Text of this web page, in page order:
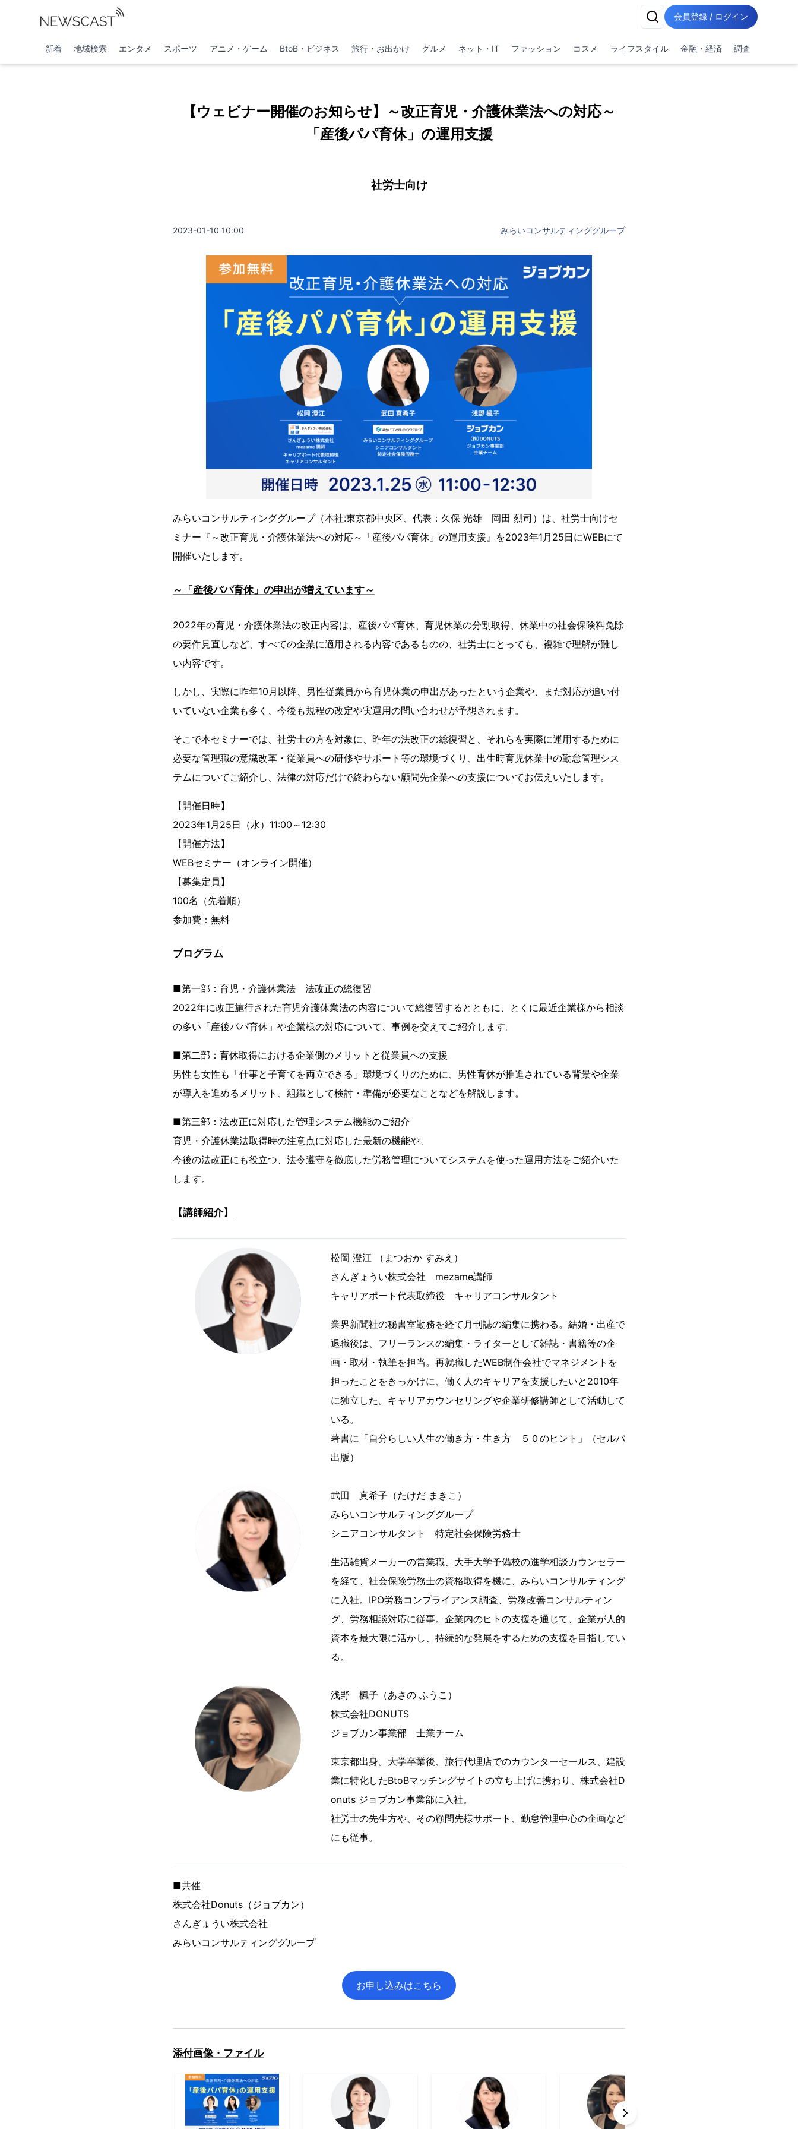
会員登録 / ログイン
新着 地域検索 エンタメ スポーツ アニメ・ゲーム BtoB・ビジネス 旅行・お出かけ グルメ ネット・IT ファッション コスメ ライフスタイル 金融・経済 調査
【ウェビナー開催のお知らせ】～改正育児・介護休業法への対応～
「産後パパ育休」の運用支援
社労士向け
2023-01-10 10:00 みらいコンサルティンググループ
みらいコンサルティンググループ（本社:東京都中央区、代表：久保 光雄 岡⽥ 烈司）は、社労士向けセ
ミナー『～改正育児・介護休業法への対応～「産後パパ育休」の運用支援』を2023年1月25日にWEBにて
開催いたします。
～「産後パパ育休」の申出が増えています～
2022年の育児・介護休業法の改正内容は、産後パパ育休、育児休業の分割取得、休業中の社会保険料免除
の要件見直しなど、すべての企業に適用される内容であるものの、社労士にとっても、複雑で理解が難し
い内容です。
しかし、実際に昨年10月以降、男性従業員から育児休業の申出があったという企業や、まだ対応が追い付
いていない企業も多く、今後も規程の改定や実運用の問い合わせが予想されます。
そこで本セミナーでは、社労士の方を対象に、昨年の法改正の総復習と、それらを実際に運用するために
必要な管理職の意識改革・従業員への研修やサポート等の環境づくり、出生時育児休業中の勤怠管理シス
テムについてご紹介し、法律の対応だけで終わらない顧問先企業への支援についてお伝えいたします。
【開催日時】
2023年1月25日（水）11:00～12:30
【開催方法】
WEBセミナー（オンライン開催）
【募集定員】
100名（先着順）
参加費：無料
プログラム
■第一部：育児・介護休業法 法改正の総復習
2022年に改正施行された育児介護休業法の内容について総復習するとともに、とくに最近企業様から相談
の多い「産後パパ育休」や企業様の対応について、事例を交えてご紹介します。
■第二部：育休取得における企業側のメリットと従業員への支援
男性も女性も「仕事と子育てを両立できる」環境づくりのために、男性育休が推進されている背景や企業
が導入を進めるメリット、組織として検討・準備が必要なことなどを解説します。
■第三部：法改正に対応した管理システム機能のご紹介
育児・介護休業法取得時の注意点に対応した最新の機能や、
今後の法改正にも役立つ、法令遵守を徹底した労務管理についてシステムを使った運用方法をご紹介いた
します。
【講師紹介】
松岡 澄江 （まつおか すみえ）
さんぎょうい株式会社 mezame講師
キャリアポート代表取締役 キャリアコンサルタント
業界新聞社の秘書室勤務を経て月刊誌の編集に携わる。結婚・出産で
退職後は、フリーランスの編集・ライターとして雑誌・書籍等の企
画・取材・執筆を担当。再就職したWEB制作会社でマネジメントを
担ったことをきっかけに、働く人のキャリアを支援したいと2010年
に独立した。キャリアカウンセリングや企業研修講師として活動して
いる。
著書に「自分らしい人生の働き方・生き方 ５０のヒント」（セルバ
出版）
武田 真希子（たけだ まきこ）
みらいコンサルティンググループ
シニアコンサルタント 特定社会保険労務士
生活雑貨メーカーの営業職、大手大学予備校の進学相談カウンセラー
を経て、社会保険労務士の資格取得を機に、みらいコンサルティング
に入社。IPO労務コンプライアンス調査、労務改善コンサルティン
グ、労務相談対応に従事。企業内のヒトの支援を通じて、企業が人的
資本を最大限に活かし、持続的な発展をするための支援を目指してい
る。
浅野 楓子（あさの ふうこ）
株式会社DONUTS
ジョブカン事業部 士業チーム
東京都出身。大学卒業後、旅行代理店でのカウンターセールス、建設
業に特化したBtoBマッチングサイトの立ち上げに携わり、株式会社D
onuts ジョブカン事業部に入社。
社労士の先生方や、その顧問先様サポート、勤怠管理中心の企画など
にも従事。
■共催
株式会社Donuts（ジョブカン）
さんぎょうい株式会社
みらいコンサルティンググループ
お申し込みはこちら
添付画像・ファイル